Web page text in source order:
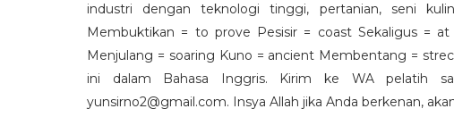
industri dengan teknologi tinggi, pertanian, seni
Membuktikan = to prove Pesisir = coast Sekaligus =
Menjulang = soaring Kuno = ancient Membentang =
ini dalam Bahasa Inggris. Kirim ke WA pelatih
yunsirno2@gmail.com. Insya Allah jika Anda berkenan,